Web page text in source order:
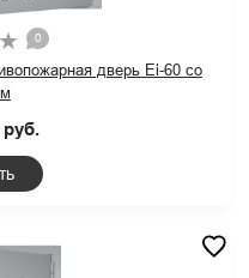
0
дверь Ei-60 со
руб.